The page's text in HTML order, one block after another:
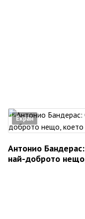
Екран
Антонио
най-доброто